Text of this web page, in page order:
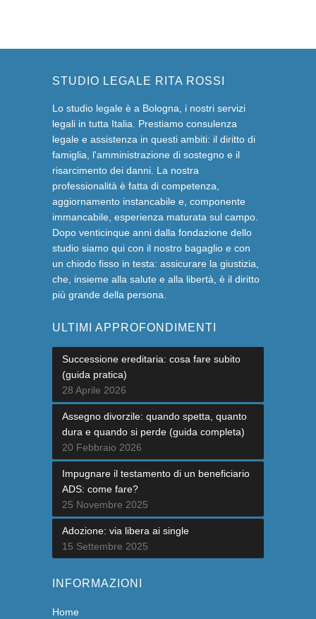
STUDIO LEGALE RITA ROSSI
Lo studio legale è a Bologna, i nostri servizi
legali in tutta Italia. Prestiamo consulenza
legale e assistenza in questi ambiti: il diritto di
famiglia, l'amministrazione di sostegno e il
risarcimento dei danni. La nostra
professionalità è fatta di competenza,
aggiornamento instancabile e, componente
immancabile, esperienza maturata sul campo.
Dopo venticinque anni dalla fondazione dello
studio siamo qui con il nostro bagaglio e con
un chiodo fisso in testa: assicurare la giustizia,
che, insieme alla salute e alla libertà, è il diritto
più grande della persona.
ULTIMI APPROFONDIMENTI
Successione ereditaria: cosa fare subito
(guida pratica)
28 Aprile 2026
Assegno divorzile: quando spetta, quanto
dura e quando si perde (guida completa)
20 Febbraio 2026
Impugnare il testamento di un beneficiario
ADS: come fare?
25 Novembre 2025
Adozione: via libera ai single
15 Settembre 2025
INFORMAZIONI
Home